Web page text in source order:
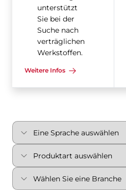
unterstützt
Sie bei der
Suche nach
verträglichen
Werkstoffen.
Weitere Infos